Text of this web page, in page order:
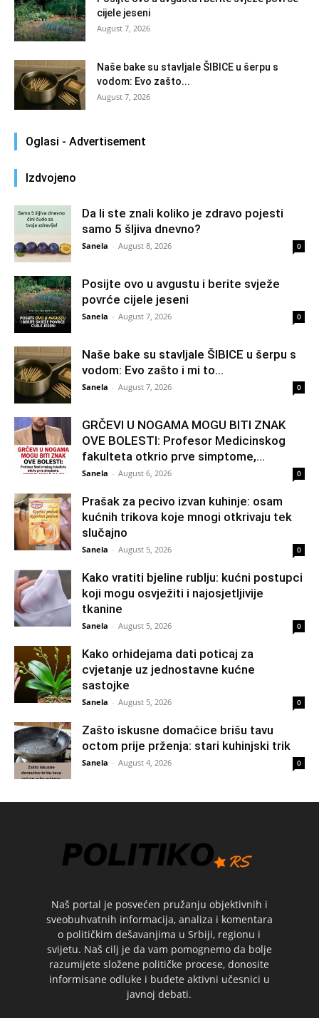
cijele jeseni
August 7, 2026
Naše bake su stavljale ŠIBICE u šerpu s
vodom: Evo zašto...
August 7, 2026
Oglasi - Advertisement
Izdvojeno
Da li ste znali koliko je zdravo pojesti
samo 5 šljiva dnevno?
Sanela - August 8, 2026 0
Posijte ovo u avgustu i berite svježe
povrće cijele jeseni
Sanela - August 7, 2026 0
Naše bake su stavljale ŠIBICE u šerpu s
vodom: Evo zašto i mi to...
Sanela - August 7, 2026 0
GRČEVI U NOGAMA MOGU BITI ZNAK
OVE BOLESTI: Profesor Medicinskog
fakulteta otkrio prve simptome,...
Sanela - August 6, 2026 0
Prašak za pecivo izvan kuhinje: osam
kućnih trikova koje mnogi otkrivaju tek
slučajno
Sanela - August 5, 2026 0
Kako vratiti bjeline rublju: kućni postupci
koji mogu osvježiti i najosjetljivije
tkanine
Sanela - August 5, 2026 0
Kako orhidejama dati poticaj za
cvjetanje uz jednostavne kućne
sastojke
Sanela - August 5, 2026 0
Zašto iskusne domaćice brišu tavu
octom prije prženja: stari kuhinjski trik
Sanela - August 4, 2026 0
Naš portal je posvećen pružanju objektivnih i
sveobuhvatnih informacija, analiza i komentara
o političkim dešavanjima u Srbiji, regionu i
svijetu. Naš cilj je da vam pomognemo da bolje
razumijete složene političke procese, donosite
informisane odluke i budete aktivni učesnici u
javnoj debati.